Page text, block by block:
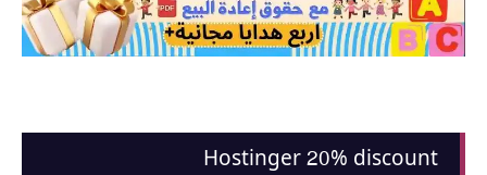
Hostinger 20% discount